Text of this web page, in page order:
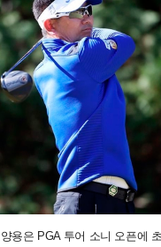
용은 PGA 투어 소니 오픈에